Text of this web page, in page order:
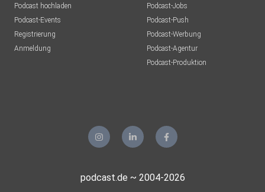
Podcast hochladen
Podcast-Events
Registrierung
Anmeldung
Podcast-Jobs
Podcast-Push
Podcast-Werbung
Podcast-Agentur
Podcast-Produktion
podcast.de ~ 2004-2026